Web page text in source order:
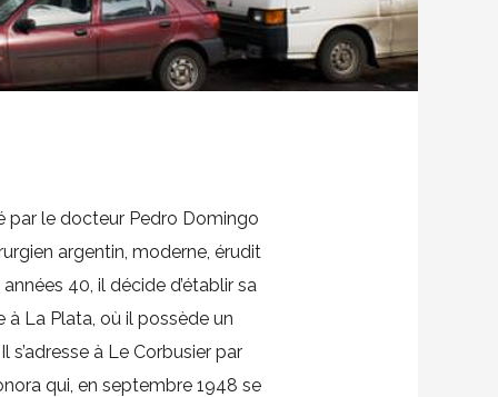
le docteur Pedro Domingo
argentin, moderne, érudit
40, il décide d’établir sa
La Plata, où il possède un
à Le Corbusier par
qui, en septembre 1948 se